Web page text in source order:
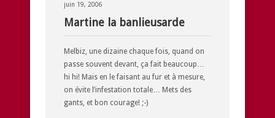
juin 19, 2006
Martine la banlieusarde
Melbiz, une dizaine chaque fois, quand on
passe souvent devant, ça fait beaucoup…
hi hi! Mais en le faisant au fur et à mesure,
on évite l’infestation totale… Mets des
gants, et bon courage! ;-)